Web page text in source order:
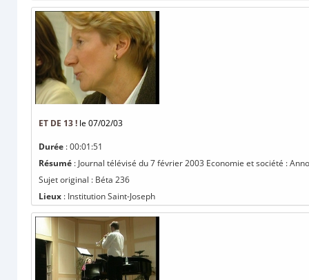
ET DE 13 ! le 07/02/03
Durée : 00:01:51
Résumé : Journal télévisé du 7 février 2003 Economie et société :
Sujet original : Béta 236
Lieux : Institution Saint-Joseph